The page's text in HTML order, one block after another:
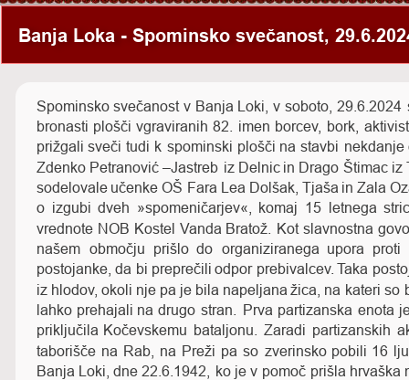
Banja Loka - Spominsko svečanost,
Spominsko svečanost v Banja Loki, v soboto, 29.6.2024
bronasti plošči vgraviranih 82. imen borcev, bork,
prižgali sveči tudi k spominski plošči na stavbi nekdanje
Zdenko Petranović –Jastreb iz Delnic in Drago Štimac iz
sodelovale učenke OŠ Fara Lea Dolšak, Tjaša in Zala
o izgubi dveh »spomeničarjev«, komaj 15 letnega
vrednote NOB Kostel Vanda Bratož. Kot slavnostna
našem območju prišlo do organiziranega upora
proti
postojanke, da bi preprečili odpor prebivalcev. Taka
iz hlodov, okoli nje pa je bila napeljana žica, na kateri so
lahko prehajali na drugo stran. Prva partizanska enota
priključila Kočevskemu bataljonu. Zaradi partizanskih
taborišče na Rab, na Preži pa so zverinsko pobili 16
Banja Loki, dne 22.6.1942, ko je v pomoč prišla hrvaška